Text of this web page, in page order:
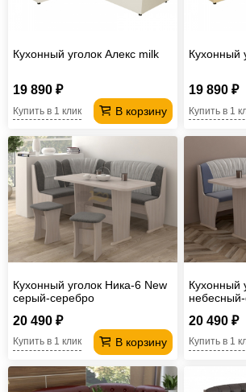
Кухонный уголок Алекс milk
19 890 ₽
В корзину
Купить в 1 клик
Кухонный
19 890 ₽
Купить в 1
Кухонный уголок Ника-6 New
серый-серебро
20 490 ₽
В корзину
Купить в 1 клик
Кухонный
20 490 ₽
Купить в 1